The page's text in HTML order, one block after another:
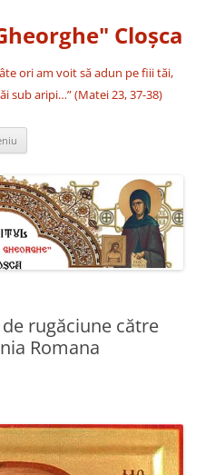
Cloşca
ori am voit să adun pe fiii tăi,
sub aripi…” (Matei 23, 37-38)
rugăciune către
Romana